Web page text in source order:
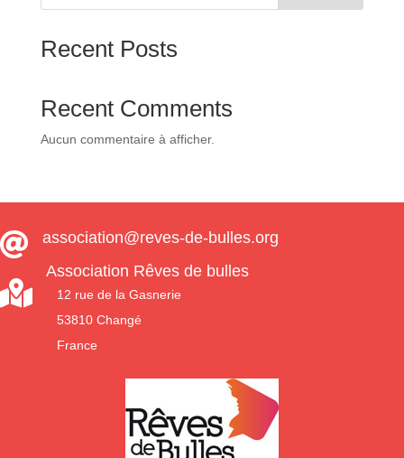
Recent Posts
Recent Comments
Aucun commentaire à afficher.
 association@reves-de-bulles.org

Association Rêves de bulles
12 rue de la Gasnerie
53810 Changé
France